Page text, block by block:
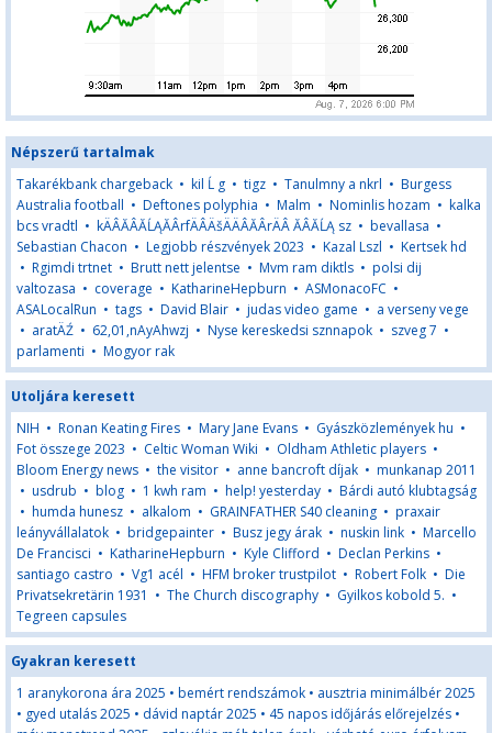
Népszerű tartalmak
Takarékbank chargeback • kil Ĺ g • tigz • Tanulmny a nkrl • Burgess
Australia football • Deftones polyphia • Malm • Nominlis hozam • kalka
bcs vradtl • kÄÂĂÂĂĹĄĂÂrfÄÂÄšÄÄÂĂÂrÄÂ ĂÂĂĹĄ sz • bevallasa •
Sebastian Chacon • Legjobb részvények 2023 • Kazal Lszl • Kertsek hd
• Rgimdi trtnet • Brutt nett jelentse • Mvm ram diktls • polsi dij
valtozasa • coverage • KatharineHepburn • ASMonacoFC •
ASALocalRun • tags • David Blair • judas video game • a verseny vege
• aratÄŹ • 62,01,nAyAhwzj • Nyse kereskedsi sznnapok • szveg 7 •
parlamenti • Mogyor rak
Utoljára keresett
NIH • Ronan Keating Fires • Mary Jane Evans • Gyászközlemények hu •
Fot összege 2023 • Celtic Woman Wiki • Oldham Athletic players •
Bloom Energy news • the visitor • anne bancroft díjak • munkanap 2011
• usdrub • blog • 1 kwh ram • help! yesterday • Bárdi autó klubtagság
• humda hunesz • alkalom • GRAINFATHER S40 cleaning • praxair
leányvállalatok • bridgepainter • Busz jegy árak • nuskin link • Marcello
De Francisci • KatharineHepburn • Kyle Clifford • Declan Perkins •
santiago castro • Vg1 acél • HFM broker trustpilot • Robert Folk • Die
Privatsekretärin 1931 • The Church discography • Gyilkos kobold 5. •
Tegreen capsules
Gyakran keresett
1 aranykorona ára 2025 • bemért rendszámok • ausztria minimálbér 2025
• gyed utalás 2025 • dávid naptár 2025 • 45 napos időjárás előrejelzés •